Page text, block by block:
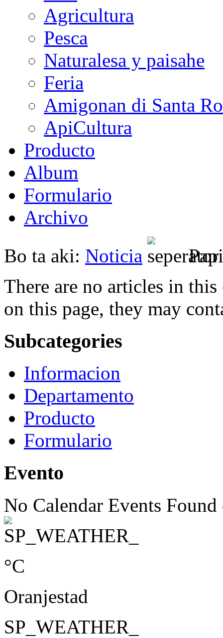
Agricultura
Pesca
Naturalesa y paisahe
Feria
Amigonan di Santa
ApiCultura
Producto
Album
Formulario
Archivo
Bo ta aki: Noticia
There are no articles in
on this page, they may
Subcategories
Informacion
Departamento
Producto
Formulario
Evento
No Calendar Events
°C
Oranjestad
SP_WEATHER_